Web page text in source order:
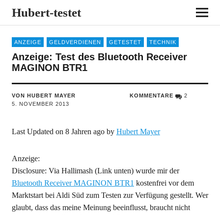
Hubert-testet
ANZEIGE GELDVERDIENEN GETESTET TECHNIK
Anzeige: Test des Bluetooth Receiver
MAGINON BTR1
VON HUBERT MAYER
5. NOVEMBER 2013
KOMMENTARE 2
Last Updated on 8 Jahren ago by Hubert Mayer
Anzeige:
Disclosure: Via Hallimash (Link unten) wurde mir der
Bluetooth Receiver MAGINON BTR1 kostenfrei vor dem
Marktstart bei Aldi Süd zum Testen zur Verfügung gestellt. Wer
glaubt, dass das meine Meinung beeinflusst, braucht nicht